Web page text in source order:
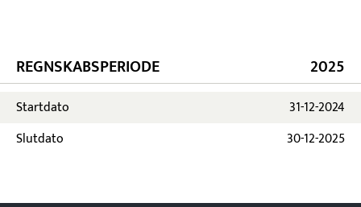
REGNSKABSPERIODE 2025
Startdato
31-12-2024
Slutdato
30-12-2025